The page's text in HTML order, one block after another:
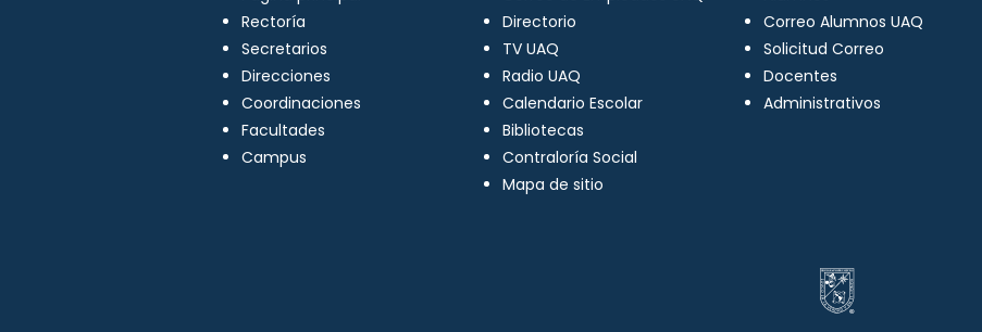
Rectoría
Secretarios
Direcciones
Coordinaciones
Facultades
Campus
Directorio
TV UAQ
Radio UAQ
Calendario Escolar
Bibliotecas
Contraloría Social
Mapa de sitio
Correo Alumnos UAQ
Solicitud Correo
Docentes
Administrativos